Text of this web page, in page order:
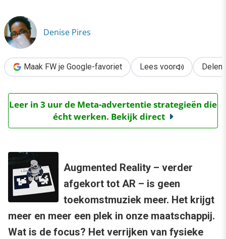
Denise Pires
Maak FW je Google-favoriet Lees voor Delen
Leer in 3 uur de Meta-advertentie strategieën die
écht werken. Bekijk direct
Augmented Reality – verder
afgekort tot AR – is geen
toekomstmuziek meer. Het krijgt
meer en meer een plek in onze maatschappij.
Wat is de focus? Het verrijken van fysieke